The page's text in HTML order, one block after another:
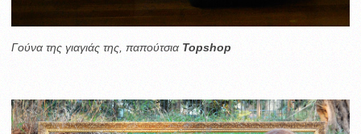
Γούνα της γιαγιάς της, παπούτσια Topshop